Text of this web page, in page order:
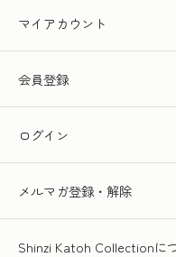
マイアカウント
会員登録
ログイン
メルマガ登録・解除
Shinzi Katoh Collectionに